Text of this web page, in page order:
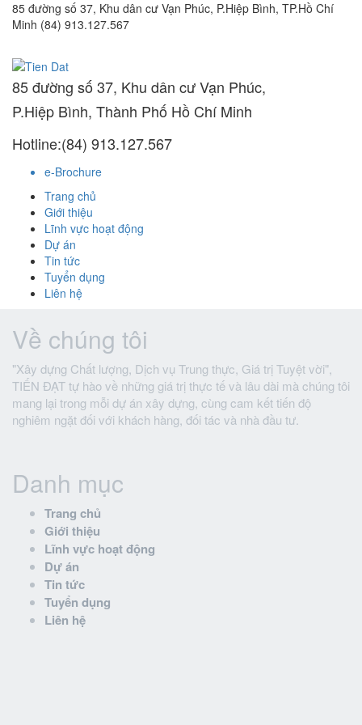
85 đường số 37, Khu dân cư Vạn Phúc, P.Hiệp Bình, TP.Hồ Chí
Minh (84) 913.127.567
85 đường số 37, Khu dân cư Vạn Phúc,
P.Hiệp Bình, Thành Phố Hồ Chí Minh
Hotline:(84) 913.127.567
e-Brochure
Trang chủ
Giới thiệu
Lĩnh vực hoạt động
Dự án
Tin tức
Tuyển dụng
Liên hệ
Về chúng tôi
"Xây dựng Chất lượng, Dịch vụ Trung thực, Giá trị Tuyệt vời",
TIẾN ĐẠT tự hào về những giá trị thực tế và lâu dài mà chúng tôi
mang lại trong mỗi dự án xây dựng, cùng cam kết tiến độ
nghiêm ngặt đối với khách hàng, đối tác và nhà đầu tư.
Danh mục
Trang chủ
Giới thiệu
Lĩnh vực hoạt động
Dự án
Tin tức
Tuyển dụng
Liên hệ